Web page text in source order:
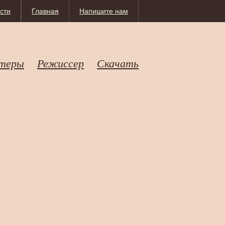
Напишите нам
Главная
Режиссер Скачать